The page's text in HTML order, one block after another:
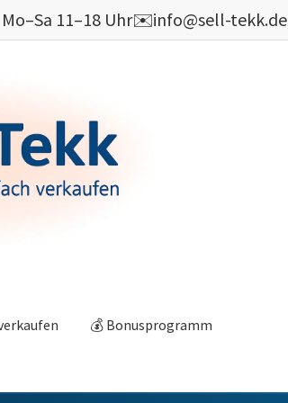
11–18 Uhr✉️info@sell-tekk.de
💰 Bonusprogramm